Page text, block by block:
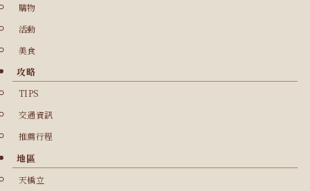
購物
活動
美食
攻略
TIPS
交通資訊
推薦行程
地區
天橋立